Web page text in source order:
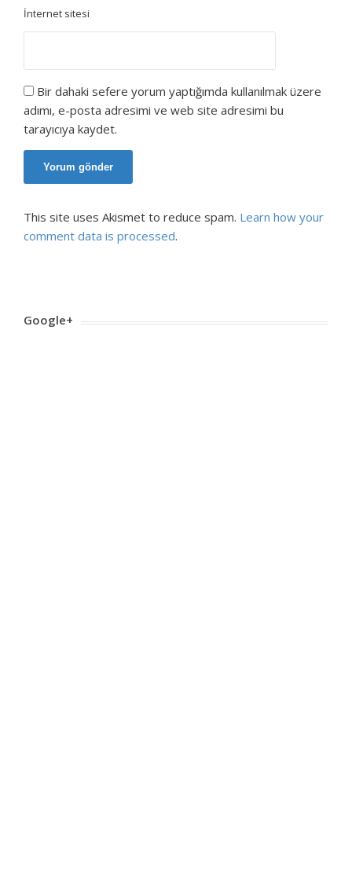
İnternet sitesi
Bir dahaki sefere yorum yaptığımda kullanılmak üzere
adımı, e-posta adresimi ve web site adresimi bu
tarayıcıya kaydet.
This site uses Akismet to reduce spam. Learn how your
comment data is processed.
Google+